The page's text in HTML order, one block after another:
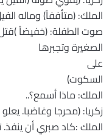
الملك: (متأففاً) وماله
صوت الطفلة: (خفيضاً
الصغيرة وتجبرها
على
السكوت)
الملك: ماذا أسمع؟..
زكريا: (محرجا وغاضبا.
الملك :كاد صبري أن ينفذ.